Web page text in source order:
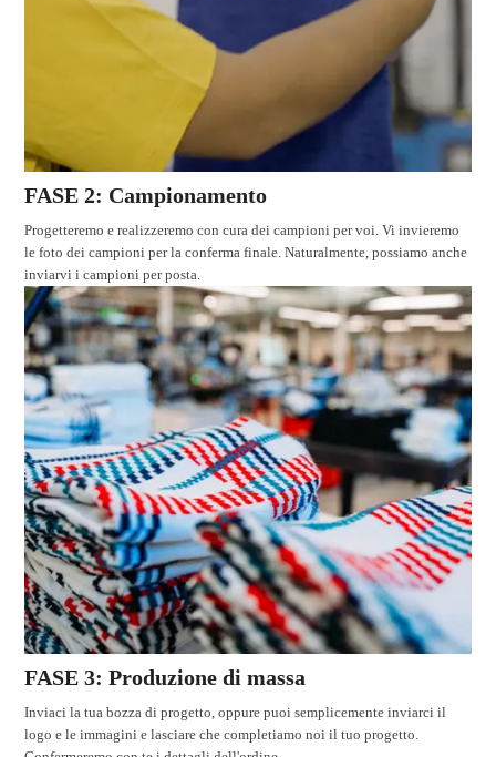
FASE 2: Campionamento
Progetteremo e realizzeremo con cura dei campioni per voi. Vi invieremo
le foto dei campioni per la conferma finale. Naturalmente, possiamo anche
inviarvi i campioni per posta.
FASE 3: Produzione di massa
Inviaci la tua bozza di progetto, oppure puoi semplicemente inviarci il
logo e le immagini e lasciare che completiamo noi il tuo progetto.